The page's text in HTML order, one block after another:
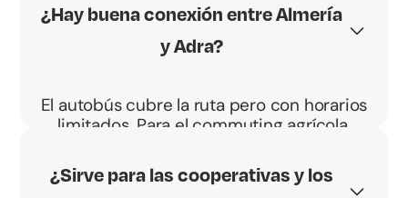
¿Hay buena conexión entre Almería
y Adra?
El autobús cubre la ruta pero con horarios
limitados. Para el commuting agrícola,
¿Sirve para las cooperativas y los